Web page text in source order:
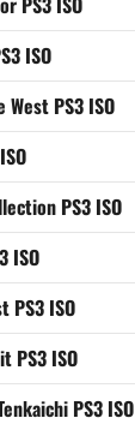
ISO
West PS3 ISO
PS3 ISO
ISO
PS3 ISO
PS3 ISO
PS3 ISO